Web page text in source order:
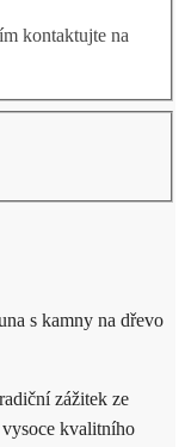
kontaktujte na
s kamny na dřevo
zážitek ze
kvalitního